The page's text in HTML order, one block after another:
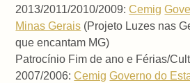
2013/2011/2010/2009:Cemig
Minas Gerais (Projeto Luzes nas
que encantam MG)
Patrocínio Fim de ano e Férias/
2007/2006:Cemig Governo do